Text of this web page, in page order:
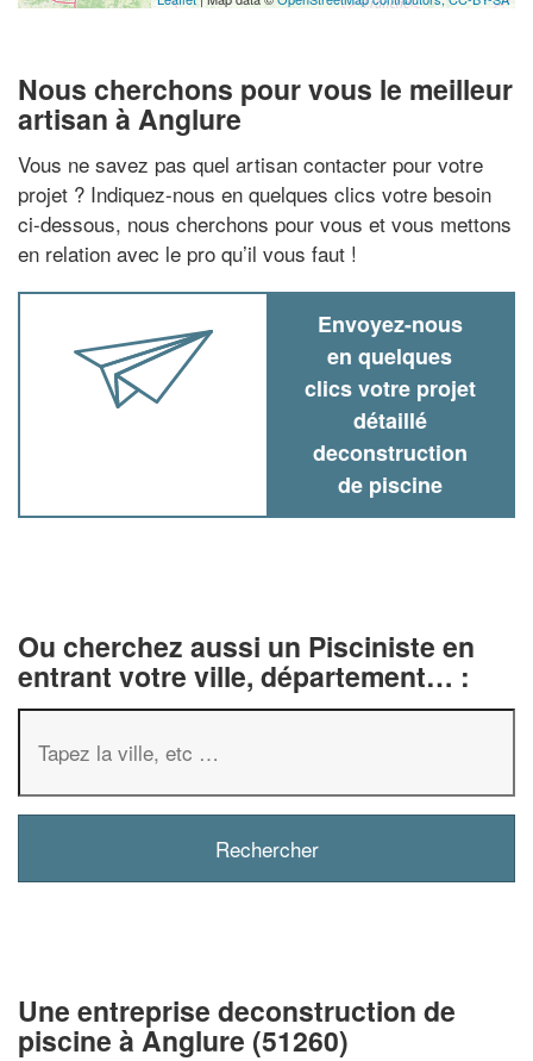
Nous cherchons pour vous le meilleur
artisan à Anglure
Vous ne savez pas quel artisan contacter pour votre
projet ? Indiquez-nous en quelques clics votre besoin
ci-dessous, nous cherchons pour vous et vous mettons
en relation avec le pro qu’il vous faut !
Envoyez-nous
en quelques
clics votre projet
détaillé
deconstruction
de piscine
Ou cherchez aussi un Pisciniste en
entrant votre ville, département… :
Une entreprise deconstruction de
piscine à Anglure (51260)
✕
Vous êtes un
professionnel ?
En savoir plus